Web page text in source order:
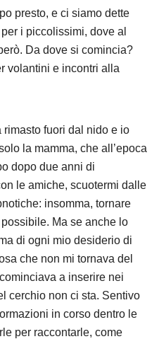
presto, e ci siamo dette
i piccolissimi, dove al
Da dove si comincia?
volantini e incontri alla
rimasto fuori dal nido e io
la mamma, che all’epoca
dopo due anni di
le amiche, scuotermi dalle
insomma, tornare
Ma se anche lo
di ogni mio desiderio di
che non mi tornava del
a inserire nei
cerchio non ci sta. Sentivo
in corso dentro le
per raccontarle, come